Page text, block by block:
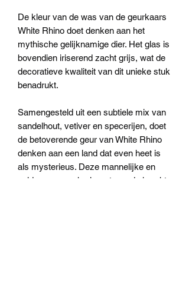
De kleur van de was van de geurkaars
White Rhino doet denken aan het
mythische gelijknamige dier. Het glas is
bovendien iriserend zacht grijs, wat de
decoratieve kwaliteit van dit unieke stuk
benadrukt.
Samengesteld uit een subtiele mix van
sandelhout, vetiver en specerijen, doet
de betoverende geur van White Rhino
denken aan een land dat even heet is
als mysterieus. Deze mannelijke en
zeldzame geur herinnert aan de kracht